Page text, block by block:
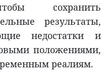
сохранить
результаты,
недостатки и
положениями,
реалиям.